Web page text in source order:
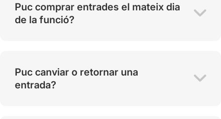
Puc comprar entrades el mateix dia
de la funció?
Puc canviar o retornar una
entrada?